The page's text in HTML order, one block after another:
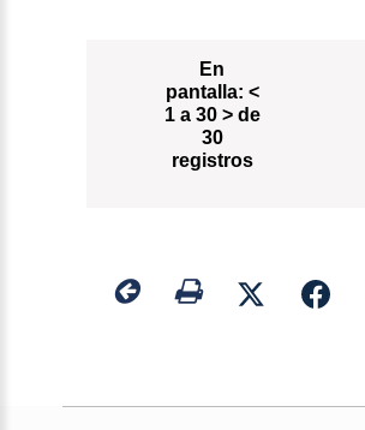
En
pantalla: <
1 a 30 > de
30
registros